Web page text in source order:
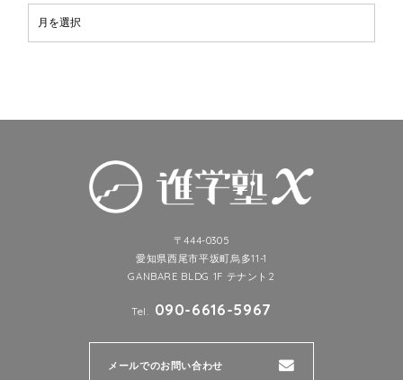
〒444-0305
愛知県西尾市平坂町烏多11-1
GANBARE BLDG 1F テナント2
Tel. 090-6616-5967
メールでのお問い合わせ